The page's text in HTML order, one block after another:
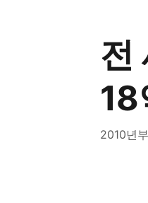
전
18
2010년